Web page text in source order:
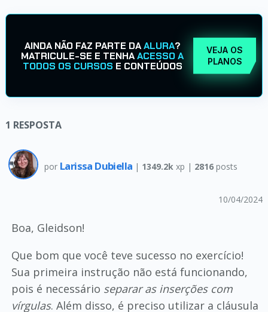
AINDA NÃO FAZ PARTE DAALURA?
MATRICULE-SE E TENHAACESSO A
TODOS OS CURSOS E CONTEÚDOS
VEJA OS
PLANOS
1 RESPOSTA
por Larissa Dubiella | 1349.2k xp | 2816posts
10/04/2024
Boa, Gleidson!
Que bom que você teve sucesso no exercício!
Sua primeira instrução não está funcionando,
pois é necessário separar as inserções com
vírgulas. Além disso, é preciso utilizar a cláusula